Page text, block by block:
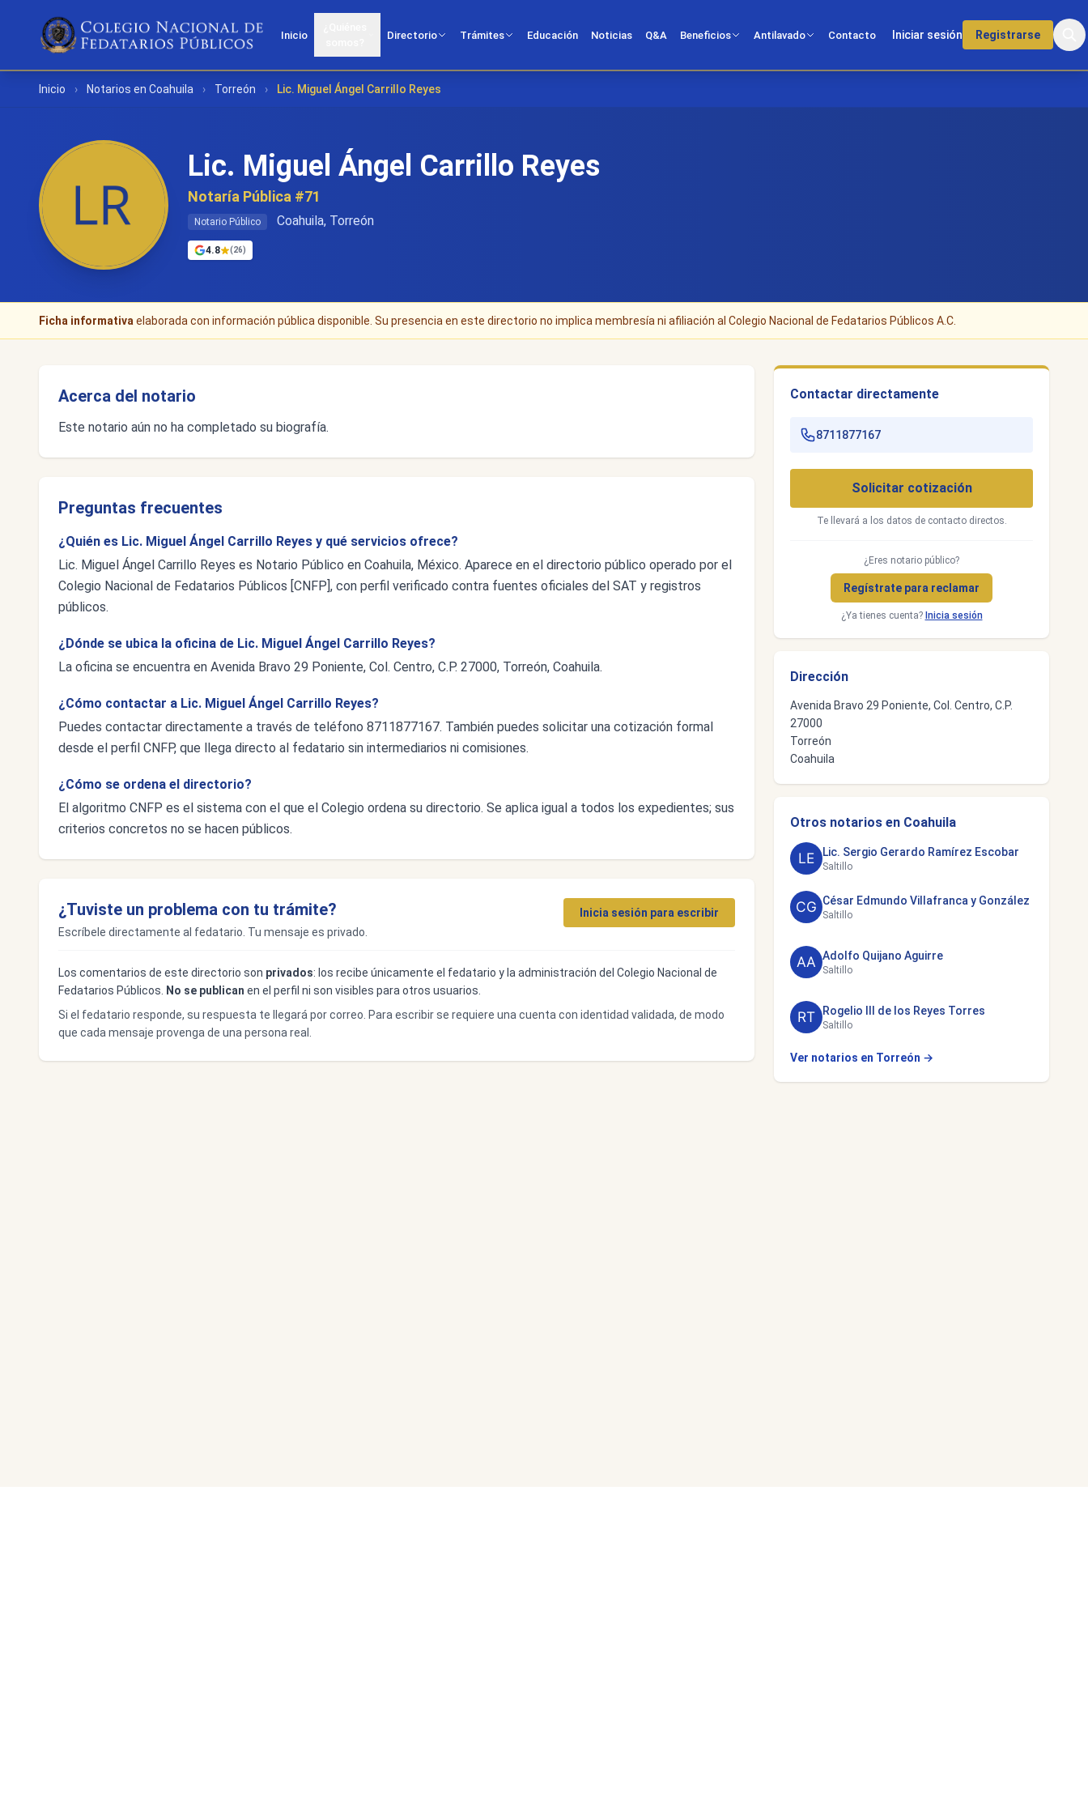
Inicio Directorio Trámites Educación Noticias Q&A Beneficios Antilavado Contacto Iniciar sesión Registrarse
Inicio › Notarios en Coahuila › Torreón › Lic. Miguel Ángel Carrillo Reyes
Lic. Miguel Ángel Carrillo Reyes
Notaría Pública #71
Notario Público Coahuila, Torreón
4.8 (26)
Ficha informativa elaborada con información pública disponible. Su presencia en este directorio no implica membresía ni afiliación al Colegio Nacional de Fedatarios Públicos A.C.
Acerca del notario
Este notario aún no ha completado su biografía.
Preguntas frecuentes
¿Quién es Lic. Miguel Ángel Carrillo Reyes y qué servicios ofrece?
Lic. Miguel Ángel Carrillo Reyes es Notario Público en Coahuila, México. Aparece en el directorio público operado por el
Colegio Nacional de Fedatarios Públicos [CNFP], con perfil verificado contra fuentes oficiales del SAT y registros
públicos.
¿Dónde se ubica la oficina de Lic. Miguel Ángel Carrillo Reyes?
La oficina se encuentra en Avenida Bravo 29 Poniente, Col. Centro, C.P. 27000, Torreón, Coahuila.
¿Cómo contactar a Lic. Miguel Ángel Carrillo Reyes?
Puedes contactar directamente a través de teléfono 8711877167. También puedes solicitar una cotización formal
desde el perfil CNFP, que llega directo al fedatario sin intermediarios ni comisiones.
¿Cómo se ordena el directorio?
El algoritmo CNFP es el sistema con el que el Colegio ordena su directorio. Se aplica igual a todos los expedientes; sus
criterios concretos no se hacen públicos.
¿Tuviste un problema con tu trámite?
Escríbele directamente al fedatario. Tu mensaje es privado.
Inicia sesión para escribir
Los comentarios de este directorio son privados: los recibe únicamente el fedatario y la administración del Colegio Nacional de
Fedatarios Públicos.
No se publican en el perfil ni son visibles para otros usuarios.
Si el fedatario responde, su respuesta te llegará por correo. Para escribir se requiere una cuenta con identidad validada, de modo
que cada mensaje provenga de una persona real.
Contactar directamente
8711877167
Solicitar cotización
Te llevará a los datos de contacto directos.
¿Eres notario público?
Regístrate para reclamar
¿Ya tienes cuenta? Inicia sesión
Dirección
Avenida Bravo 29 Poniente, Col. Centro, C.P.
27000
Torreón
Coahuila
Otros notarios en Coahuila
Lic. Sergio Gerardo Ramírez Escobar
Saltillo
César Edmundo Villafranca y González
Saltillo
Adolfo Quijano Aguirre
Saltillo
Rogelio III de los Reyes Torres
Saltillo
Ver notarios en Torreón →